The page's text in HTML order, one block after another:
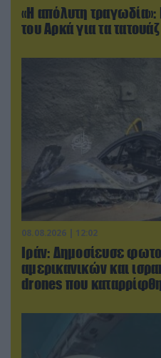
«Η απόλυτη τραγωδία»:
του Αρκά για τα
08.08.2026 | 12:02
Ιράν: Δημοσίευσε
αμερικανικών και
drones που